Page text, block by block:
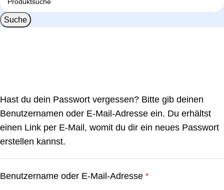
Suche
Hast du dein Passwort vergessen? Bitte gib deinen
Benutzernamen oder E-Mail-Adresse ein. Du erhältst
einen Link per E-Mail, womit du dir ein neues Passwort
erstellen kannst.
Benutzername oder E-Mail-Adresse *